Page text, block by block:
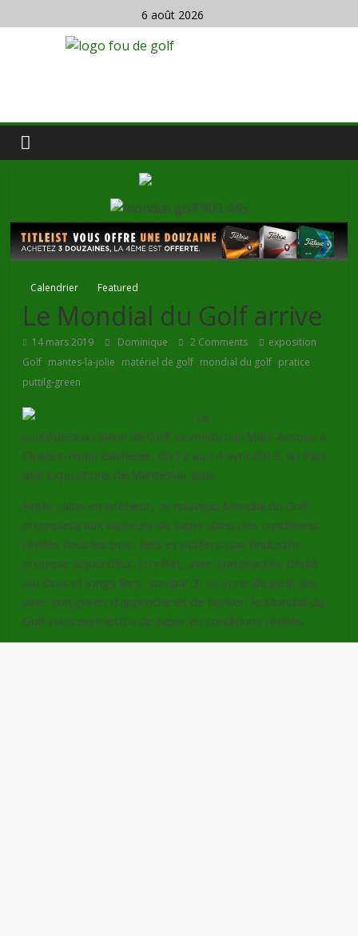
6 août 2026
Calendrier Featured
Le Mondial du Golf arrive
14 mars 2019 Dominique 2 Comments exposition,
Golf, mantes-la-jolie, matériel de golf, mondial du golf, pratice,
puttilg-green
Le
succédera au Salon du Golf, revendu par Marc Assous à
Charles-Henri Bachelier, du 12 au 14 avril 2019, au Parc
des Expositions de Mantes-la-Jolie.
Fini le salon en intérieur, ce nouveau Mondial du Golf
proposera aux visiteurs de taper dans des conditions
réelles tous les bois, fers et putters que l’industrie
propose aujourd’hui. En effet, avec son practice dédié
aux bois et longs fers, son par 3, sa zone de petit jeu
avec son green d’approche et de bunker, le Mondial du
Golf vous permettra de taper en conditions réelles.